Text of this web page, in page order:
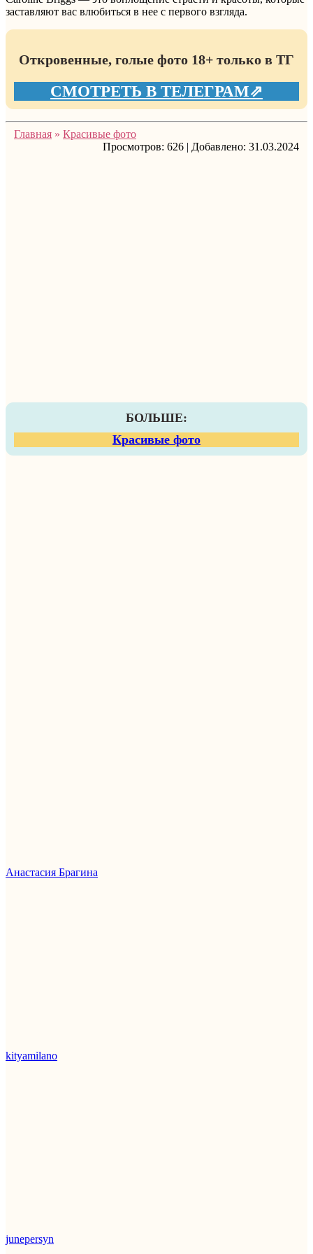
заставляют вас влюбиться в нее с первого взгляда.
Откровенные, голые фото 18+ только в ТГ
СМОТРЕТЬ В ТЕЛЕГРАМ⇗
Главная » Красивые фото
Просмотров: 626 | Добавлено: 31.03.2024
БОЛЬШЕ:
Красивые фото
Анастасия Брагина
kityamilano
junepersyn